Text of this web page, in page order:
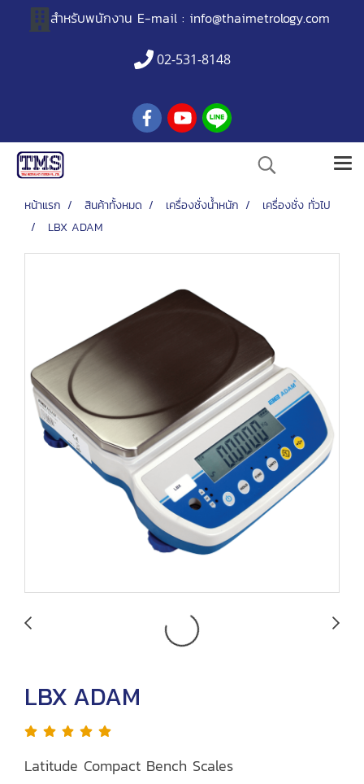
สำหรับพนักงาน E-mail : info@thaimetrology.com
02-531-8148
หน้าแรก สินค้าทั้งหมด เครื่องชั่งน้ำหนัก
เครื่องชั่ง ทั่วไป
LBX ADAM
LBX ADAM
Latitude Compact Bench Scales